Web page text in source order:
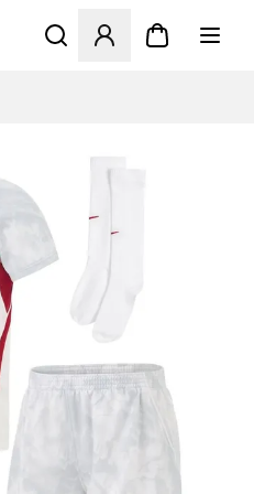
Öppnar en Modal för att